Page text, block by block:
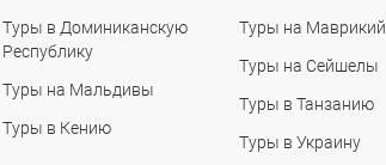
Туры в Доминиканскую
Республику
Туры на Мальдивы
Туры в Кению
Туры на Маврикий
Туры на Сейшелы
Туры в Танзанию
Туры в Украину